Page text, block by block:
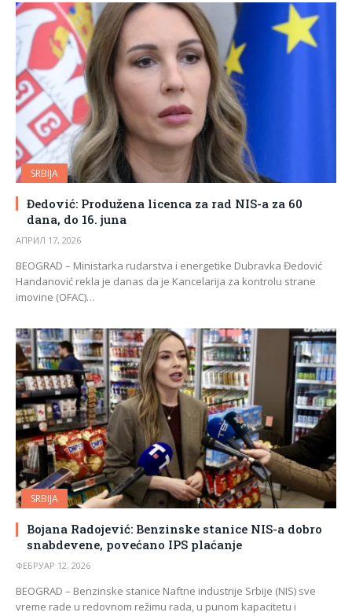
SRBIJA
Đedović: Produžena licenca za rad NIS-a za 60
dana, do 16. juna
АПРИЛ 17, 2026
BEOGRAD – Ministarka rudarstva i energetike Dubravka Đedović
Handanović rekla je danas da je Kancelarija za kontrolu strane
imovine (OFAC)…
SRBIJA
Bojana Radojević: Benzinske stanice NIS-a dobro
snabdevene, povećano IPS plaćanje
ФЕБРУАР 12, 2026
BEOGRAD – Benzinske stanice Naftne industrije Srbije (NIS) sve
vreme rade u redovnom režimu rada, u punom kapacitetu i